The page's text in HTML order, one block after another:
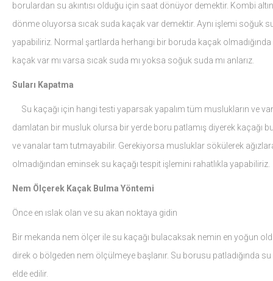
borulardan su akıntısı olduğu için saat dönüyor demektir. Kombi
dönme oluyorsa sıcak suda kaçak var demektir. Aynı işlemi soğuk
yapabiliriz. Normal şartlarda herhangi bir boruda kaçak
kaçak var mı varsa sıcak suda mı yoksa soğuk suda mı anlarız.
Suları Kapatma
Su kaçağı için hangi testi yaparsak yapalım tüm muslukların ve
damlatan bir musluk olursa bir yerde boru patlamış diyerek kaçağı
ve vanalar tam tutmayabilir. Gerekiyorsa musluklar sökülerek
olmadığından eminsek su kaçağı tespit işlemini rahatlıkla yapabiliriz.
Nem Ölçerek Kaçak Bulma Yöntemi
Önce en ıslak olan ve su akan noktaya gidin
Bir mekanda nem ölçer ile su kaçağı bulacaksak nemin en yoğun
direk o bölgeden nem ölçülmeye başlanır. Su borusu patladığında
elde edilir.